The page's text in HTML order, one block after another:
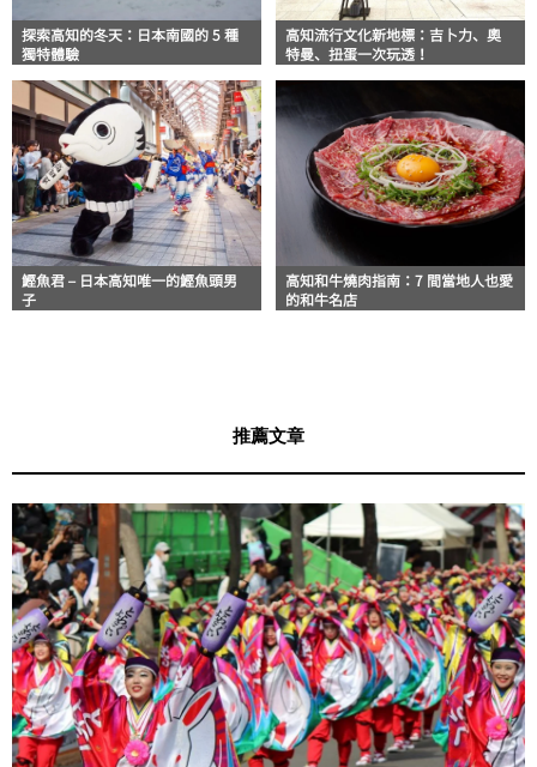
探索高知的冬天：日本南國的 5 種
獨特體驗
高知流行文化新地標：吉卜力、奧
特曼、扭蛋一次玩透！
鰹魚君 – 日本高知唯一的鰹魚頭男
子
高知和牛燒肉指南：7 間當地人也愛
的和牛名店
推薦文章